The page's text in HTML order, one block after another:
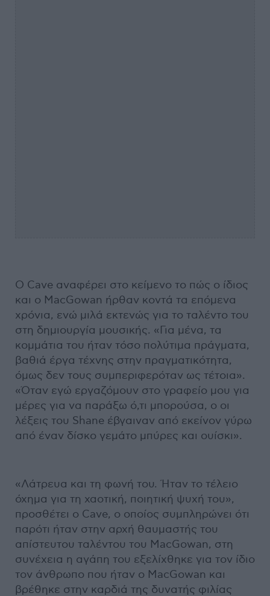
Ο Cave αναφέρει στο κείμενο το πώς ο ίδιος
και ο MacGowan ήρθαν κοντά τα επόμενα
χρόνια, ενώ μιλά εκτενώς για το ταλέντο του
στη δημιουργία μουσικής. «Για μένα, τα
κομμάτια του ήταν τόσο πολύτιμα πράγματα,
βαθιά έργα τέχνης στην πραγματικότητα,
όμως δεν τους συμπεριφερόταν ως τέτοια».
«Όταν εγώ εργαζόμουν στο γραφείο μου για
μέρες για να παράξω ό,τι μπορούσα, ο οι
λέξεις του Shane έβγαιναν από εκείνον γύρω
από έναν δίσκο γεμάτο μπύρες και ουίσκι».
«Λάτρευα και τη φωνή του. Ήταν το τέλειο
όχημα για τη χαοτική, ποιητική ψυχή του»,
προσθέτει ο Cave, ο οποίος συμπληρώνει ότι
παρότι ήταν στην αρχή θαυμαστής του
απίστευτου ταλέντου του MacGowan, στη
συνέχεια η αγάπη του εξελίχθηκε για τον ίδιο
τον άνθρωπο που ήταν ο MacGowan και
βρέθηκε στην καρδιά της δυνατής φιλίας